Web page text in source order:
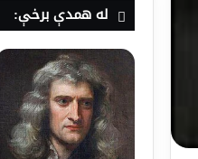
له همدې برخې: